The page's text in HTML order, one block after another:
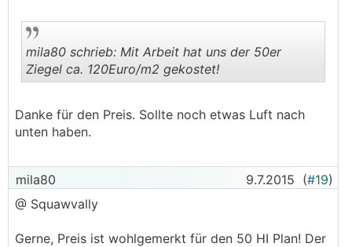
..
mila80 schrieb: Mit Arbeit hat uns der 50er
Ziegel ca. 120Euro/m2 gekostet!
Danke für den Preis. Sollte noch etwas Luft nach
unten haben.
mila80 9.7.2015 (#19)
@ Squawvally
Gerne, Preis ist wohlgemerkt für den 50 HI Plan! Der